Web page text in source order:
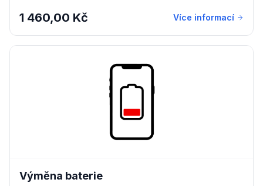
1 460,00 Kč Více informací
Výměna baterie